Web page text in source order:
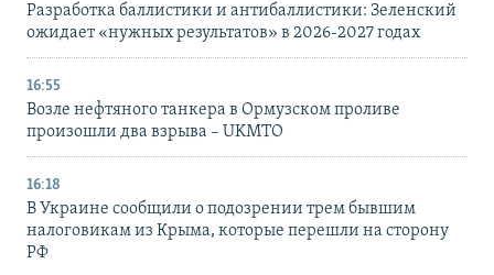
Разработка баллистики и антибаллистики: Зеленский
ожидает «нужных результатов» в 2026-2027 годах
16:55
Возле нефтяного танкера в Ормузском проливе
произошли два взрыва – UKMTO
16:18
В Украине сообщили о подозрении трем бывшим
налоговикам из Крыма, которые перешли на сторону
РФ